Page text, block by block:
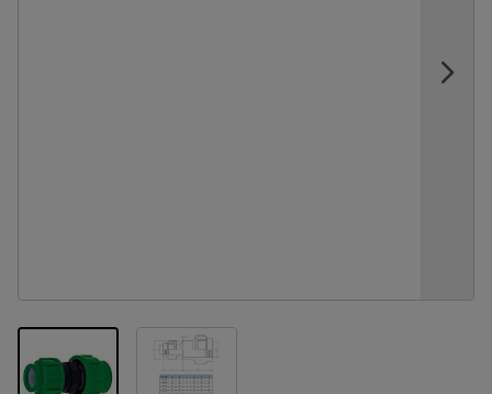
View larger imageView larger image